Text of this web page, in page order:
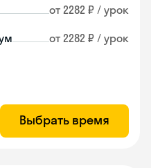
от 2282 ₽ / урок
от 2282 ₽ / урок
Выбрать время